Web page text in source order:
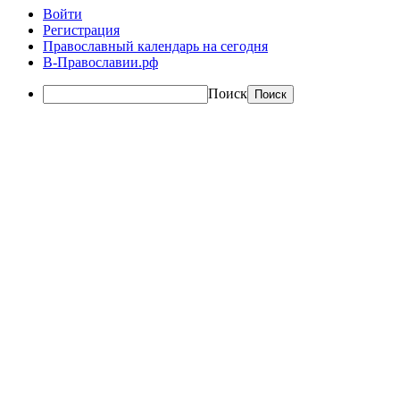
Войти
Регистрация
Православный календарь на сегодня
В-Православии.рф
Поиск